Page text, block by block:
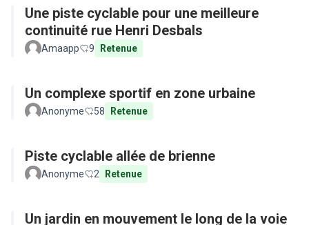
Une piste cyclable pour une meilleure
continuité rue Henri Desbals
Amaapp 9 Retenue
Un complexe sportif en zone urbaine
Anonyme 58 Retenue
Piste cyclable allée de brienne
Anonyme 2 Retenue
Un jardin en mouvement le long de la voie